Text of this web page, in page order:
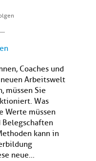
Coaches und
Arbeitswelt
müssen Sie
Was
Werte müssen
kann in
neue...